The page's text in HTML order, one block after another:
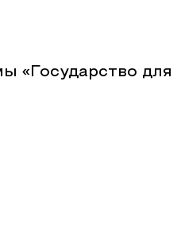
«Государство для